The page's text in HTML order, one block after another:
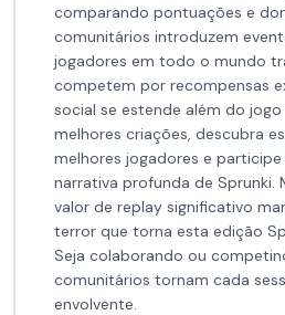
comparando pontuações e
comunitários introduzem
jogadores em todo o mundo
competem por recompensas
social se estende além do
melhores criações, descubra
melhores jogadores e
narrativa profunda de Sprunki.
valor de replay significativo
terror que torna esta edição
Seja colaborando ou
comunitários tornam cada
envolvente.